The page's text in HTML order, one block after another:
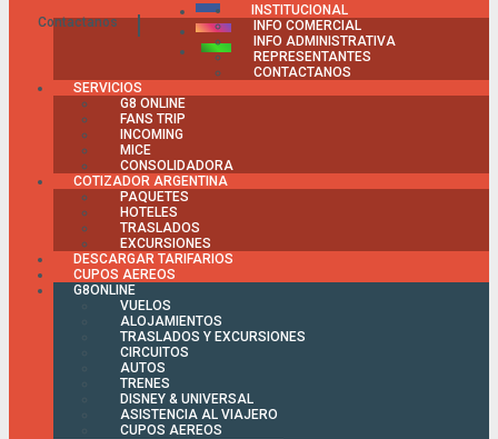
Contactanos
INSTITUCIONAL
INFO COMERCIAL
INFO ADMINISTRATIVA
REPRESENTANTES
CONTACTANOS
SERVICIOS
G8 ONLINE
FANS TRIP
INCOMING
MICE
CONSOLIDADORA
COTIZADOR ARGENTINA
PAQUETES
HOTELES
TRASLADOS
EXCURSIONES
DESCARGAR TARIFARIOS
CUPOS AEREOS
G8ONLINE
VUELOS
ALOJAMIENTOS
TRASLADOS Y EXCURSIONES
CIRCUITOS
AUTOS
TRENES
DISNEY & UNIVERSAL
ASISTENCIA AL VIAJERO
CUPOS AEREOS